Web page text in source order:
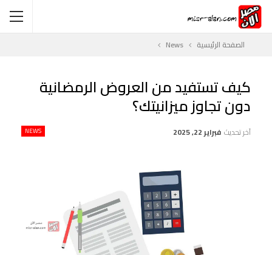
الصفحة الرئيسية News
كيف تستفيد من العروض الرمضانية
دون تجاوز ميزانيتك؟
NEWS آخر تحديث فبراير 22, 2025